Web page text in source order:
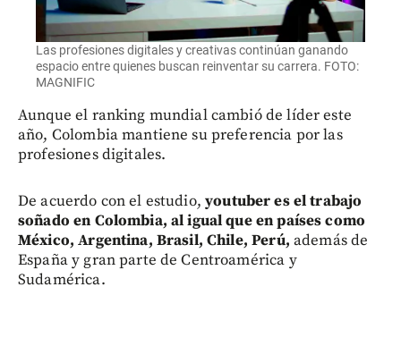
Las profesiones digitales y creativas continúan ganando
espacio entre quienes buscan reinventar su carrera. FOTO:
MAGNIFIC
Aunque el ranking mundial cambió de líder este
año, Colombia mantiene su preferencia por las
profesiones digitales.
De acuerdo con el estudio, youtuber es el trabajo
soñado en Colombia, al igual que en países como
México, Argentina, Brasil, Chile, Perú, además de
España y gran parte de Centroamérica y
Sudamérica.